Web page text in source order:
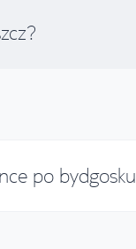
po bydgosku